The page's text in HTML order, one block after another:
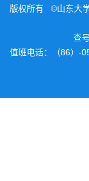
版权所有 ©山东大
查
值班电话：（86）-